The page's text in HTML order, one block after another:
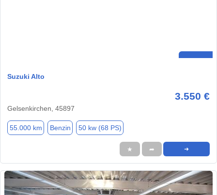
Suzuki Alto
3.550 €
Gelsenkirchen, 45897
55.000 km Benzin 50 kw (68 PS)
★ ➦ ➜